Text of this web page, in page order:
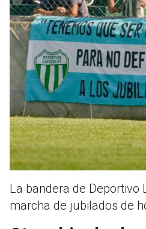
La bandera de Deportivo
marcha de jubilados de